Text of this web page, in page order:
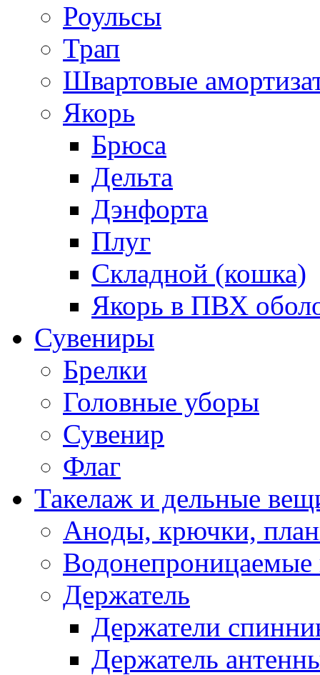
Роульсы
Трап
Швартовые
Якорь
Брюса
Дельта
Дэнфорта
Плуг
Складной (кошка)
Якорь в ПВХ
Сувениры
Брелки
Головные уборы
Сувенир
Флаг
Такелаж и дельные
Аноды, крючки,
Водонепроницаемые
Держатель
Держатели
Держатель